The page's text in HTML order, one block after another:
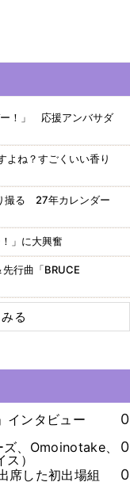
！」 応援アンバサダ
ね？すごくいい香り
撮る 27年カレンダー
」に大興奮
行曲「BRUCE
る
インタビュー
0
ズ、Omoinotake、
）
0
席した初出場組
0